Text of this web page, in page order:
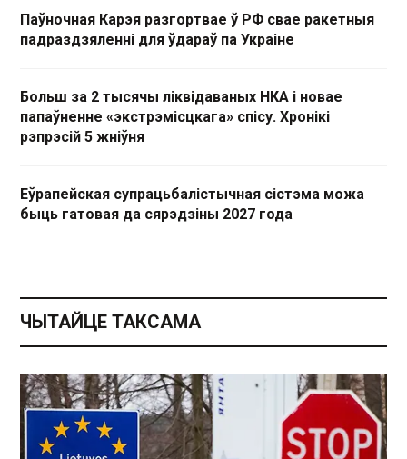
Паўночная Карэя разгортвае ў РФ свае ракетныя
падраздзяленні для ўдараў па Украіне
Больш за 2 тысячы ліквідаваных НКА і новае
папаўненне «экстрэмісцкага» спісу. Хронікі
рэпрэсій 5 жніўня
Еўрапейская супрацьбалістычная сістэма можа
быць гатовая да сярэдзіны 2027 года
ЧЫТАЙЦЕ ТАКСАМА